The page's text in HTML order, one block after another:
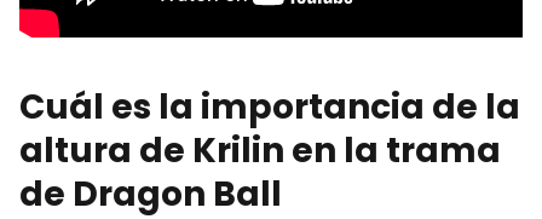
Cuál es la importancia de la
altura de Krilin en la trama
de Dragon Ball